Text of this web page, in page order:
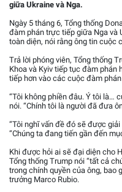
giữa Ukraine và Nga.
Ngày 5 tháng 6, Tổng thống
đàm phán trực tiếp giữa Nga và
toàn diện, nói rằng ông tin cuộc
Trả lời phóng viên, Tổng thống
Khoa và Kyiv tiếp tục đàm
tiếp hơn vào các cuộc đàm
“Tôi không phiền đâu. Ý tôi là…
nói. “Chính tôi là người đã đưa
“Tôi nghĩ vấn đề đó sẽ được
“Chúng ta đang tiến gần đến
Khi được hỏi ai sẽ đại diện cho
Tổng thống Trump nói “tất cả
trong chính quyền của ông, bao
trưởng Marco Rubio.